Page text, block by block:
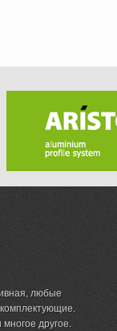
любые
многое другое.